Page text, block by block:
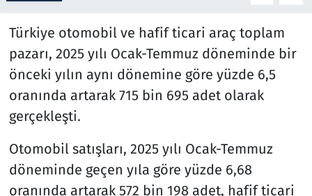
Türkiye otomobil ve hafif ticari araç toplam
pazarı, 2025 yılı Ocak-Temmuz döneminde bir
önceki yılın aynı dönemine göre yüzde 6,5
oranında artarak 715 bin 695 adet olarak
gerçekleşti.
Otomobil satışları, 2025 yılı Ocak-Temmuz
döneminde geçen yıla göre yüzde 6,68
oranında artarak 572 bin 198 adet, hafif ticari
Savunma Sanayi
Seçim 2023
Spor
Televizyon